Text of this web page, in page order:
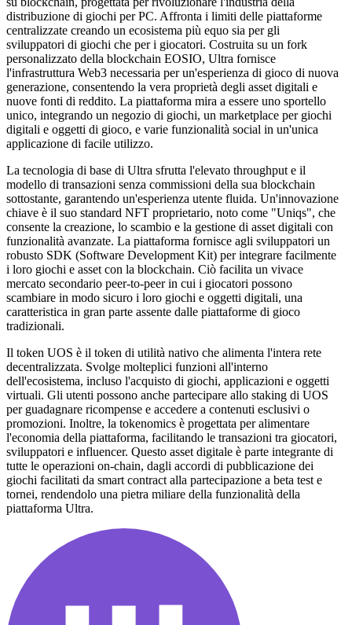
distribuzione di giochi per PC. Affronta i limiti delle piattaforme
centralizzate creando un ecosistema più equo sia per gli
sviluppatori di giochi che per i giocatori. Costruita su un fork
personalizzato della blockchain EOSIO, Ultra fornisce
l'infrastruttura Web3 necessaria per un'esperienza di gioco di nuova
generazione, consentendo la vera proprietà degli asset digitali e
nuove fonti di reddito. La piattaforma mira a essere uno sportello
unico, integrando un negozio di giochi, un marketplace per giochi
digitali e oggetti di gioco, e varie funzionalità social in un'unica
applicazione di facile utilizzo.
La tecnologia di base di Ultra sfrutta l'elevato throughput e il
modello di transazioni senza commissioni della sua blockchain
sottostante, garantendo un'esperienza utente fluida. Un'innovazione
chiave è il suo standard NFT proprietario, noto come "Uniqs", che
consente la creazione, lo scambio e la gestione di asset digitali con
funzionalità avanzate. La piattaforma fornisce agli sviluppatori un
robusto SDK (Software Development Kit) per integrare facilmente
i loro giochi e asset con la blockchain. Ciò facilita un vivace
mercato secondario peer-to-peer in cui i giocatori possono
scambiare in modo sicuro i loro giochi e oggetti digitali, una
caratteristica in gran parte assente dalle piattaforme di gioco
tradizionali.
Il token UOS è il token di utilità nativo che alimenta l'intera rete
decentralizzata. Svolge molteplici funzioni all'interno
dell'ecosistema, incluso l'acquisto di giochi, applicazioni e oggetti
virtuali. Gli utenti possono anche partecipare allo staking di UOS
per guadagnare ricompense e accedere a contenuti esclusivi o
promozioni. Inoltre, la tokenomics è progettata per alimentare
l'economia della piattaforma, facilitando le transazioni tra giocatori,
sviluppatori e influencer. Questo asset digitale è parte integrante di
tutte le operazioni on-chain, dagli accordi di pubblicazione dei
giochi facilitati da smart contract alla partecipazione a beta test e
tornei, rendendolo una pietra miliare della funzionalità della
piattaforma Ultra.